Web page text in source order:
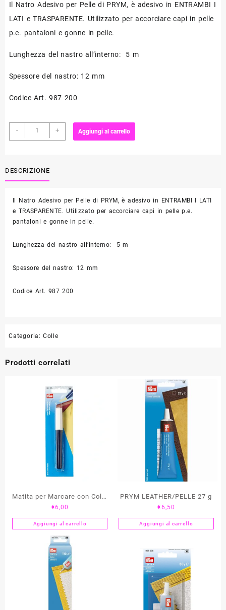
Il Natro Adesivo per Pelle di PRYM, è adesivo in ENTRAMBI I
LATI e TRASPARENTE. Utilizzato per accorciare capi in pelle
p.e. pantaloni e gonne in pelle.
Lunghezza del nastro all’interno: 5 m
Spessore del nastro: 12 mm
Codice Art. 987 200
-
PRYM
Nastro
Pelle
quantità
+ Aggiungi al carrello
DESCRIZIONE
Il Natro Adesivo per Pelle di PRYM, è adesivo in ENTRAMBI I LATI
e TRASPARENTE. Utilizzato per accorciare capi in pelle p.e.
pantaloni e gonne in pelle.
Lunghezza del nastro all’interno: 5 m
Spessore del nastro: 12 mm
Codice Art. 987 200
Categoria: Colle
Prodotti correlati
Matita per Marcare con Colla
Lavabile PRYM
€6,00
Aggiungi al carrello
PRYM LEATHER/PELLE 27 g
€6,50
Aggiungi al carrello